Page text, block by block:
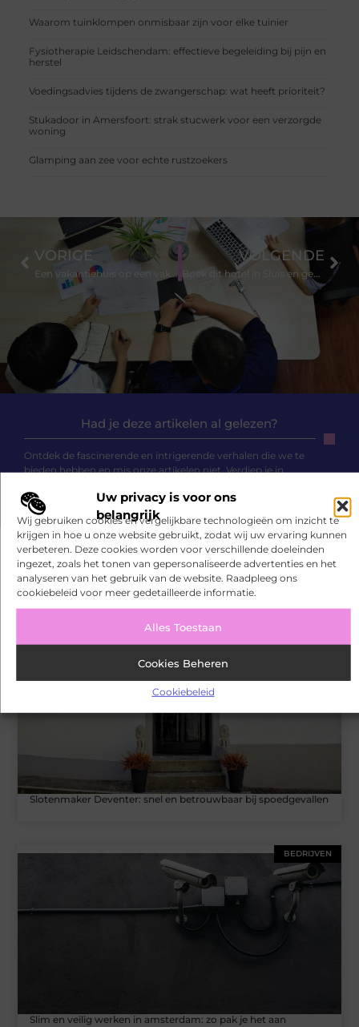
Uw privacy is voor ons
belangrijk
Wij gebruiken cookies en vergelijkbare technologieën om inzicht te
krijgen in hoe u onze website gebruikt, zodat wij uw ervaring kunnen
verbeteren. Deze cookies worden voor verschillende doeleinden
ingezet, zoals het tonen van gepersonaliseerde advertenties en het
analyseren van het gebruik van de website. Raadpleeg ons
cookiebeleid voor meer gedetailleerde informatie.
Alles Toestaan
Cookies Beheren
Cookiebeleid
Waarom tuinklompen onmisbaar zijn voor elke tuinier
Fysiotherapie Leidschendam: effectieve begeleiding bij pijn en
herstel
Voedingsadvies tijdens de zwangerschap: wat heeft prioriteit?
Stukadoor in Amersfoort: strak stucwerk voor een verzorgde
woning
Glamping aan zee voor echte rustzoekers
Had je deze artikelen al gelezen?
Ontdek de fascinerende en intrigerende verhalen die we te
bieden hebben en mis onze artikelen niet. Verdiep je in
VORIGE
Een vakantiehuis op een vakantiepark in de Ardennen huren
VOLGENDE
Boek dit hotel in Sluis en geniet van de mooie en veelzijdige omgeving
Gerelateerde artikelendie u mogelijk
interesseren
Slotenmaker Deventer: snel en betrouwbaar bij spoedgevallen
BEDRIJVEN
Slim en veilig werken in amsterdam: zo pak je het aan